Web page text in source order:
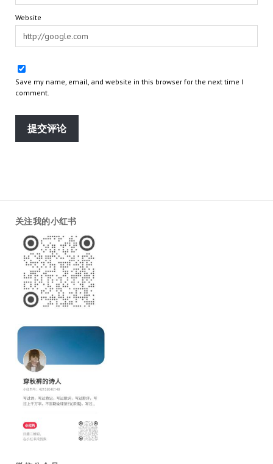
Website
Save my name, email, and website in this browser for the next time I
comment.
关注我的小红书